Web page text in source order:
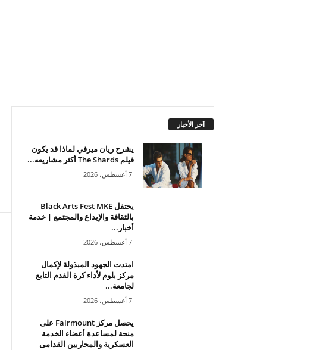
آخر الأخبار
يشرح ريان ميرفي لماذا قد يكون
فيلم The Shards أكثر مشاريعه...
7 أغسطس، 2026
يحتفل Black Arts Fest MKE
بالثقافة والإبداع والمجتمع | خدمة
أخبار...
7 أغسطس، 2026
امتدت الجهود المبذولة لإكمال
مركز بلوم لأداء كرة القدم التابع
لجامعة...
7 أغسطس، 2026
يحصل مركز Fairmount على
منحة لمساعدة أعضاء الخدمة
العسكرية والمحاربين القدامى